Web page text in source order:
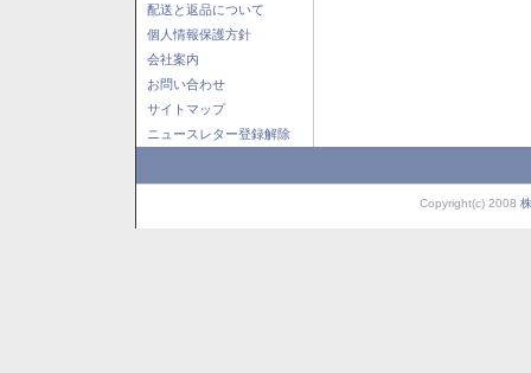
配送と返品について
個人情報保護方針
会社案内
お問い合わせ
サイトマップ
ニュースレター登録解除
Copyright(c) 2008